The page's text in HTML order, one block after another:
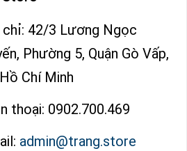
chỉ: 42/3 Lương Ngọc
Phường 5, Quận Gò Vấp,
Chí Minh
thoại: 0902.700.469
admin@trang.store